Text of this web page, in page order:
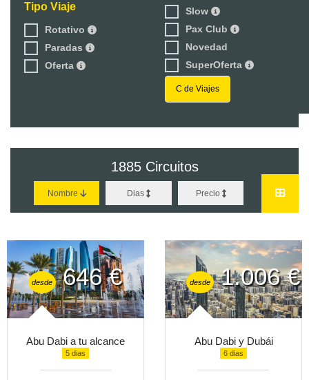
Tipo Viaje
Rotativo
Paradas
Oferta
Slow
Pax Club
Novedad
SuperOferta
C de Viajes
1885Circuitos
Nombre Dias Precio
Abu Dabi a tu alcance
5 dias
desde 646 €
Abu Dabi y Dubái
6 dias
desde 1.006 €